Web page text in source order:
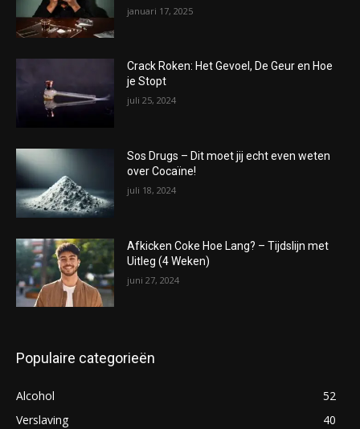
januari 17, 2025
Crack Roken: Het Gevoel, De Geur en Hoe
je Stopt
juli 25, 2024
Sos Drugs – Dit moet jij echt even weten
over Cocaïne!
juli 18, 2024
Afkicken Coke Hoe Lang? – Tijdslijn met
Uitleg (4 Weken)
juni 27, 2024
Populaire categorieën
Alcohol
52
Verslaving
40